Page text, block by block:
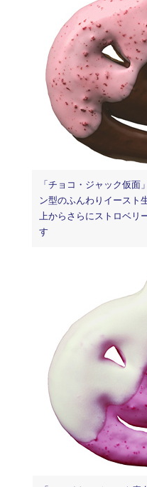
「チョコ・ジャック仮面
ン型のふんわりイースト
上からさらにストロベリ
す